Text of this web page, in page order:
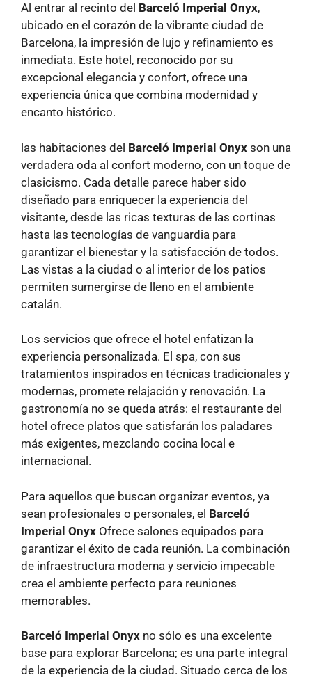
Al entrar al recinto del Barceló Imperial Onyx,
ubicado en el corazón de la vibrante ciudad de
Barcelona, ​​la impresión de lujo y refinamiento es
inmediata. Este hotel, reconocido por su
excepcional elegancia y confort, ofrece una
experiencia única que combina modernidad y
encanto histórico.
las habitaciones del Barceló Imperial Onyx son una
verdadera oda al confort moderno, con un toque de
clasicismo. Cada detalle parece haber sido
diseñado para enriquecer la experiencia del
visitante, desde las ricas texturas de las cortinas
hasta las tecnologías de vanguardia para
garantizar el bienestar y la satisfacción de todos.
Las vistas a la ciudad o al interior de los patios
permiten sumergirse de lleno en el ambiente
catalán.
Los servicios que ofrece el hotel enfatizan la
experiencia personalizada. El spa, con sus
tratamientos inspirados en técnicas tradicionales y
modernas, promete relajación y renovación. La
gastronomía no se queda atrás: el restaurante del
hotel ofrece platos que satisfarán los paladares
más exigentes, mezclando cocina local e
internacional.
Para aquellos que buscan organizar eventos, ya
sean profesionales o personales, el Barceló
Imperial Onyx Ofrece salones equipados para
garantizar el éxito de cada reunión. La combinación
de infraestructura moderna y servicio impecable
crea el ambiente perfecto para reuniones
memorables.
Barceló Imperial Onyx no sólo es una excelente
base para explorar Barcelona; es una parte integral
de la experiencia de la ciudad. Situado cerca de los